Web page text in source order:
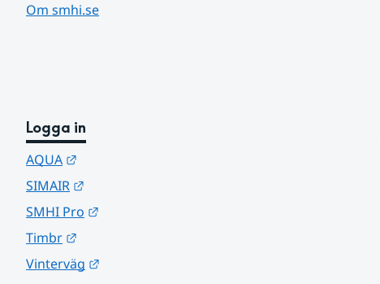
Om smhi.se
Logga in
AQUA
SIMAIR
SMHI Pro
Timbr
Vinterväg